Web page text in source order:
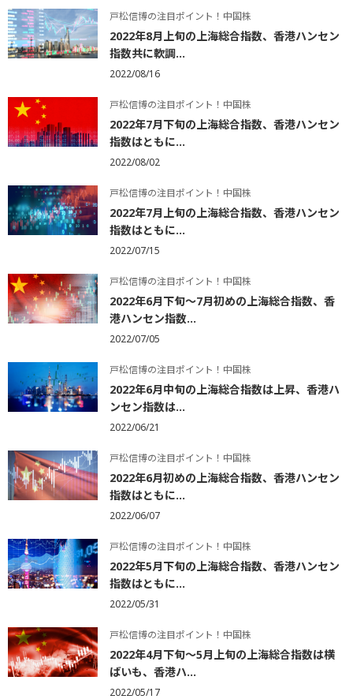
戸松信博の注目ポイント！中国株
2022年8月上旬の上海総合指数、香港ハンセン
指数共に軟調...
2022/08/16
戸松信博の注目ポイント！中国株
2022年7月下旬の上海総合指数、香港ハンセン
指数はともに...
2022/08/02
戸松信博の注目ポイント！中国株
2022年7月上旬の上海総合指数、香港ハンセン
指数はともに...
2022/07/15
戸松信博の注目ポイント！中国株
2022年6月下旬～7月初めの上海総合指数、香
港ハンセン指数...
2022/07/05
戸松信博の注目ポイント！中国株
2022年6月中旬の上海総合指数は上昇、香港ハ
ンセン指数は...
2022/06/21
戸松信博の注目ポイント！中国株
2022年6月初めの上海総合指数、香港ハンセン
指数はともに...
2022/06/07
戸松信博の注目ポイント！中国株
2022年5月下旬の上海総合指数、香港ハンセン
指数はともに...
2022/05/31
戸松信博の注目ポイント！中国株
2022年4月下旬～5月上旬の上海総合指数は横
ばいも、香港ハ...
2022/05/17